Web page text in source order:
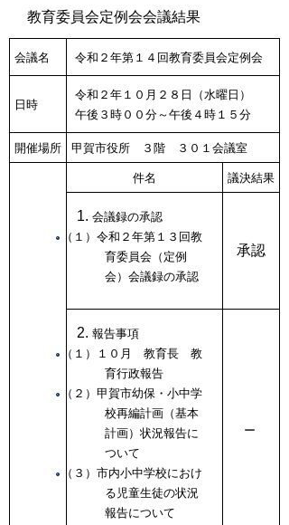
教育委員会定例会会議結果
会議名 令和２年第１４回教育委員会定例会
日時
令和２年１０月２８日（水曜日）
午後３時００分～午後４時１５分
開催場所 甲賀市役所 ３階 ３０１会議室
件名 議決結果
会議録の承認
（１）令和２年第１３回教
育委員会（定例
会）会議録の承認
承認
報告事項
（１）１０月 教育長 教
育行政報告
（２）甲賀市幼保・小中学
校再編計画（基本
計画）状況報告に
ついて
（３）市内小中学校におけ
る児童生徒の状況
報告について
ー